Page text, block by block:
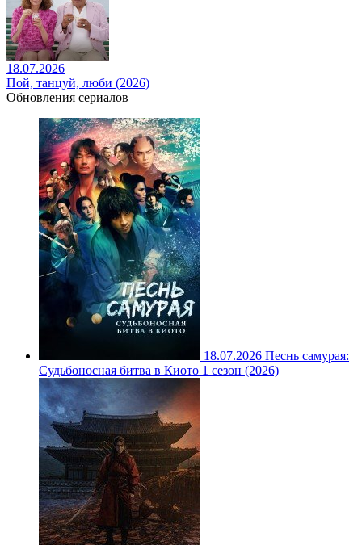
18.07.2026
Пой, танцуй, люби (2026)
Обновления сериалов
18.07.2026 Песнь самурая:
Судьбоносная битва в Киото 1 сезон (2026)